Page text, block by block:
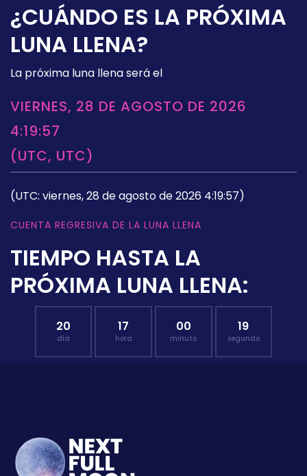
¿CUÁNDO ES LA PRÓXIMA
LUNA LLENA?
La próxima luna llena será el
VIERNES, 28 DE AGOSTO DE 2026
4:19:57
(UTC, UTC)
(UTC: viernes, 28 de agosto de 2026 4:19:57)
CUENTA REGRESIVA DE LA LUNA LLENA
TIEMPO HASTA LA
PRÓXIMA LUNA LLENA:
20
día
17
hora
00
minuto
18
segundo